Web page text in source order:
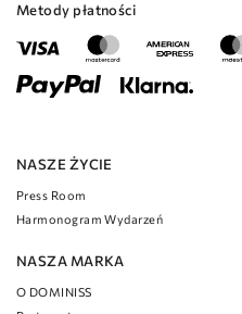
NASZE ŻYCIE
Press Room
Harmonogram Wydarzeń
NASZA MARKA
O DOMINISS
Metody płatności